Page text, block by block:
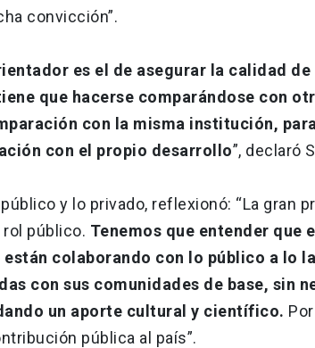
convicción”.
es el de asegurar la calidad de
que hacerse comparándose con
con la misma institución,
con el propio desarrollo”, declaró
y lo privado, reflexionó: “La gran
público. Tenemos que entender que
colaborando con lo público a lo
con sus comunidades de base, sin
un aporte cultural y científico.
pública al país”.